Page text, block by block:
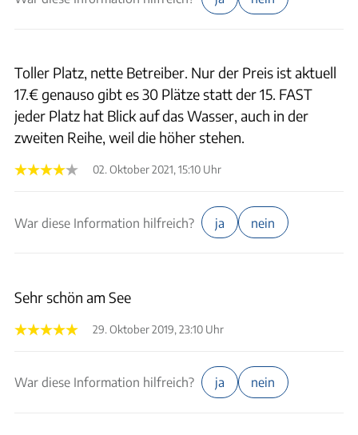
Toller Platz, nette Betreiber. Nur der Preis ist aktuell
17.€ genauso gibt es 30 Plätze statt der 15. FAST
jeder Platz hat Blick auf das Wasser, auch in der
zweiten Reihe, weil die höher stehen.
02. Oktober 2021, 15:10 Uhr
War diese Information hilfreich? ja nein
Sehr schön am See
29. Oktober 2019, 23:10 Uhr
War diese Information hilfreich? ja nein